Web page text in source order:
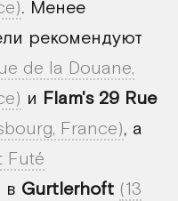
. Менее
рекомендуют
de la Douane,
и Flam's 29 Rue
France), а
Futé
в Gurtlerhoft (13